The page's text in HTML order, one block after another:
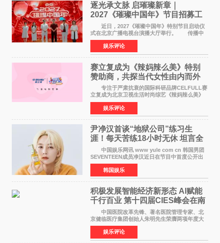
逐光承文脉 启璀璨新章｜
2027《璀璨中国年》节目招募工
作圆满启动
近日，2027《璀璨中国年》特别节目启动仪
式在北京广播电视台演播大厅举行。 传播中
华优秀传统文化，弘扬纯正国风艺术，打造高规
格、高质感、正能量的文艺盛典，是璀璨中国年
矢志不渝的初心
娱乐评论
赛立复成为《辣妈辣么美》特别
赞助商，共探当代女性由内而外
活力美
专注于严肃抗衰的国际科研品牌CELFULL赛
立复成为北京卫视生活时尚综艺《辣妈辣么美》
的特别赞助商,明星辣妈袁咏仪倾情参与，向广大
都市女性传递健康生活新主张，寄语当代女性在
家庭与自我之间
娱乐评论
尹净汉首谈“地狱公司”练习生
涯！每天苦练18小时无休 坦言全
靠成员撑过来
中国娱乐网讯 www yule com cn 韩国男团
SEVENTEEN成员净汉近日在节目中首度公开出
道前的残酷练习生经历，并提及经纪公司Pledis
娱乐，引发广泛关注。 在8月2日播出的日本
TBS综艺节目《周
韩国娱乐
积极发展智能经济新形态 Al赋能
千行百业 第十四届CIES峰会在南
京盛大召开
中国医院改革先锋、著名医院管理专家、北
京健临医疗集团创始人朱明先生荣膺两项年度大
奖 2026年7月31日，盛夏金陵，长江之畔，
以重落地·真务实·强链接为主题的2026&lsquo;人
工智能+&rsquo
娱乐评论